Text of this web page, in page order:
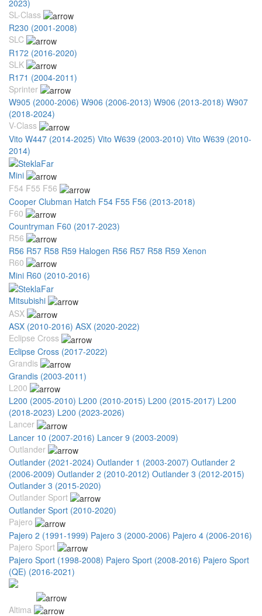
2023)
SL-Class
R230 (2001-2008)
SLC
R172 (2016-2020)
SLK
R171 (2004-2011)
Sprinter
W905 (2000-2006) W906 (2006-2013) W906 (2013-2018) W907
(2018-2024)
V-Class
Vito W447 (2014-2025) Vito W639 (2003-2010) Vito W639 (2010-
2014)
Mini
F54 F55 F56
Cooper Clubman Hatch F54 F55 F56 (2013-2018)
F60
Countryman F60 (2017-2023)
R56
R56 R57 R58 R59 Halogen R56 R57 R58 R59 Xenon
R60
Mini R60 (2010-2016)
Mitsubishi
ASX
ASX (2010-2016) ASX (2020-2022)
Eclipse Cross
Eclipse Cross (2017-2022)
Grandis
Grandis (2003-2011)
L200
L200 (2005-2010) L200 (2010-2015) L200 (2015-2017) L200
(2018-2023) L200 (2023-2026)
Lancer
Lancer 10 (2007-2016) Lancer 9 (2003-2009)
Outlander
Outlander (2021-2024) Outlander 1 (2003-2007) Outlander 2
(2006-2009) Outlander 2 (2010-2012) Outlander 3 (2012-2015)
Outlander 3 (2015-2020)
Outlander Sport
Outlander Sport (2010-2020)
Pajero
Pajero 2 (1991-1999) Pajero 3 (2000-2006) Pajero 4 (2006-2016)
Pajero Sport
Pajero Sport (1998-2008) Pajero Sport (2008-2016) Pajero Sport
(QE) (2016-2021)
Altima